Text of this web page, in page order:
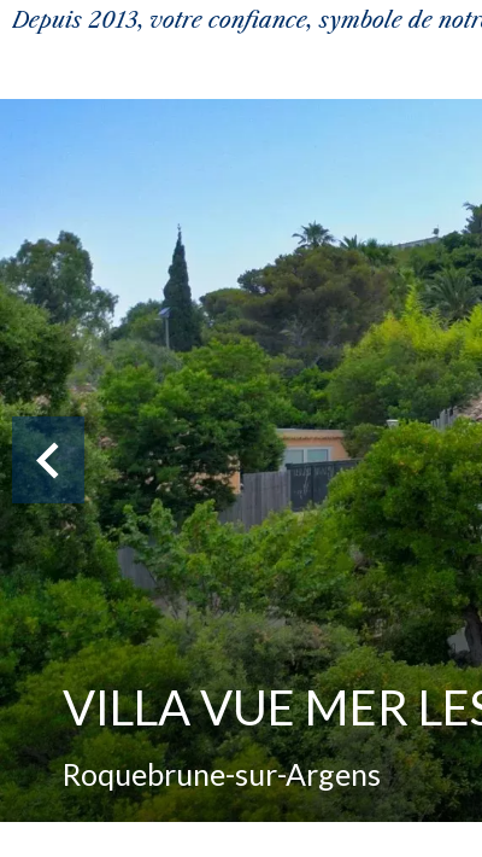
Depuis 2013, votre confiance, symbole de
VILLA VUE MER
Roquebrune-sur-Argens